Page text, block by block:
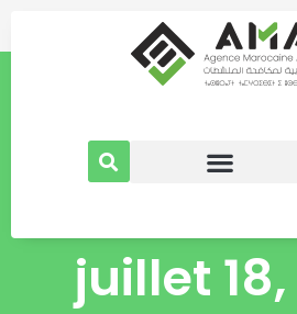
contenu
juillet